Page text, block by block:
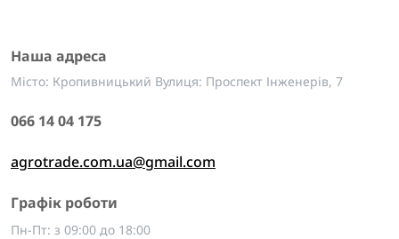
Наша адреса
Місто: Кропивницький Вулиця: Проспект Інженерів, 7
066 14 04 175
agrotrade.com.ua@gmail.com
Графік роботи
Пн-Пт: з 09:00 до 18:00